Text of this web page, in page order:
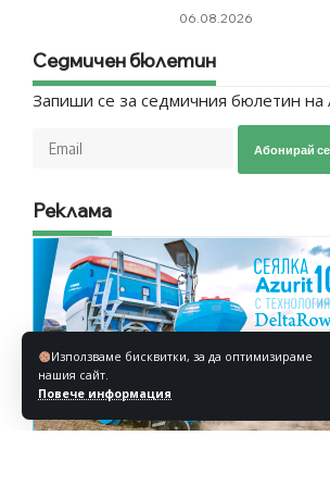
Използваме бисквитки, за да оптимизираме
нашия сайт.
Повече информация
06.08.2026
Седмичен бюлетин
Запиши се за седмичния бюлетин на
Абонирай се
Реклама